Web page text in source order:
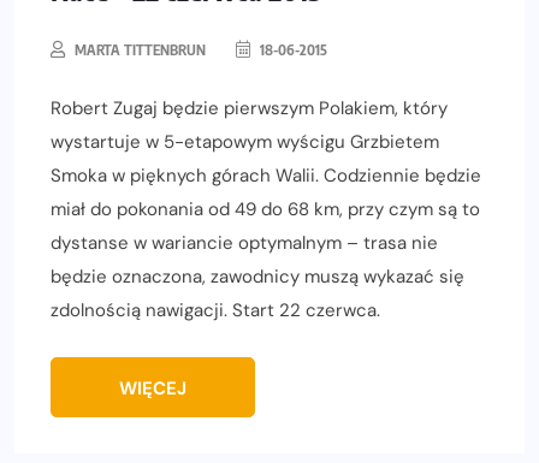
MARTA TITTENBRUN 18-06-2015
Robert Zugaj będzie pierwszym Polakiem, który
wystartuje w 5-etapowym wyścigu Grzbietem
Smoka w pięknych górach Walii. Codziennie będzie
miał do pokonania od 49 do 68 km, przy czym są to
dystanse w wariancie optymalnym – trasa nie
będzie oznaczona, zawodnicy muszą wykazać się
zdolnością nawigacji. Start 22 czerwca.
WIĘCEJ